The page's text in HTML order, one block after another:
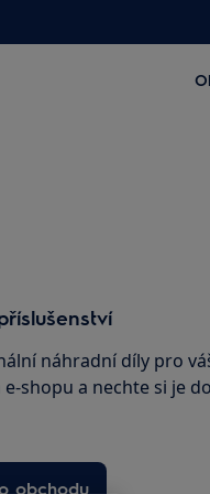
náhradní díly pro
shopu a nechte si je
obchodu